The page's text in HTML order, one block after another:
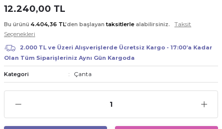
Aksesuarları
12.240,00 TL
Bu ürünü 4.404,36 TL’den başlayantaksitlerle alabilirsiniz.
Taksit
Seçenekleri
2.000 TL ve Üzeri Alışverişlerde Ücretsiz Kargo - 17:00’a Kadar
Olan Tüm Siparişleriniz Aynı Gün Kargoda
Kategori Çanta